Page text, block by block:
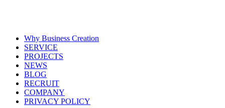
Why Business Creation
SERVICE
PROJECTS
NEWS
BLOG
RECRUIT
COMPANY
PRIVACY POLICY